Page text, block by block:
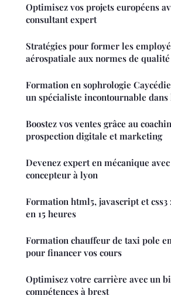
Optimisez vos projets européens
consultant expert
Stratégies pour former les
aérospatiale aux normes de qualité
Formation en sophrologie
un spécialiste incontournable dans
Boostez vos ventes grâce au
prospection digitale et marketing
Devenez expert en mécanique
concepteur à lyon
Formation html5, javascript et css3
en 15 heures
Formation chauffeur de taxi pole
pour financer vos cours
Optimisez votre carrière avec un
compétences à brest